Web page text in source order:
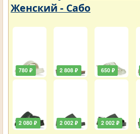
Женский - Сабо
780 ₽
2 080 ₽
2 808 ₽
2 002 ₽
650 ₽
2 002 ₽